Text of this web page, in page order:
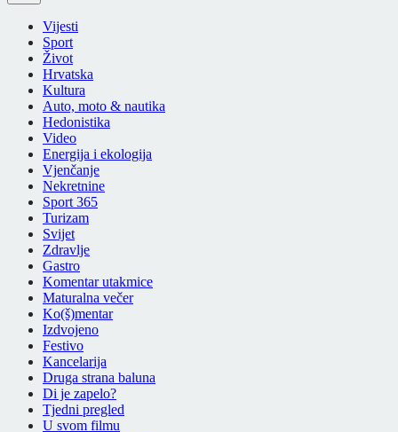
Vijesti
Sport
Život
Hrvatska
Kultura
Auto, moto & nautika
Hedonistika
Video
Energija i ekologija
Vjenčanje
Nekretnine
Sport 365
Turizam
Svijet
Zdravlje
Gastro
Komentar utakmice
Maturalna večer
Ko(š)mentar
Izdvojeno
Festivo
Kancelarija
Druga strana baluna
Di je zapelo?
Tjedni pregled
U svom filmu